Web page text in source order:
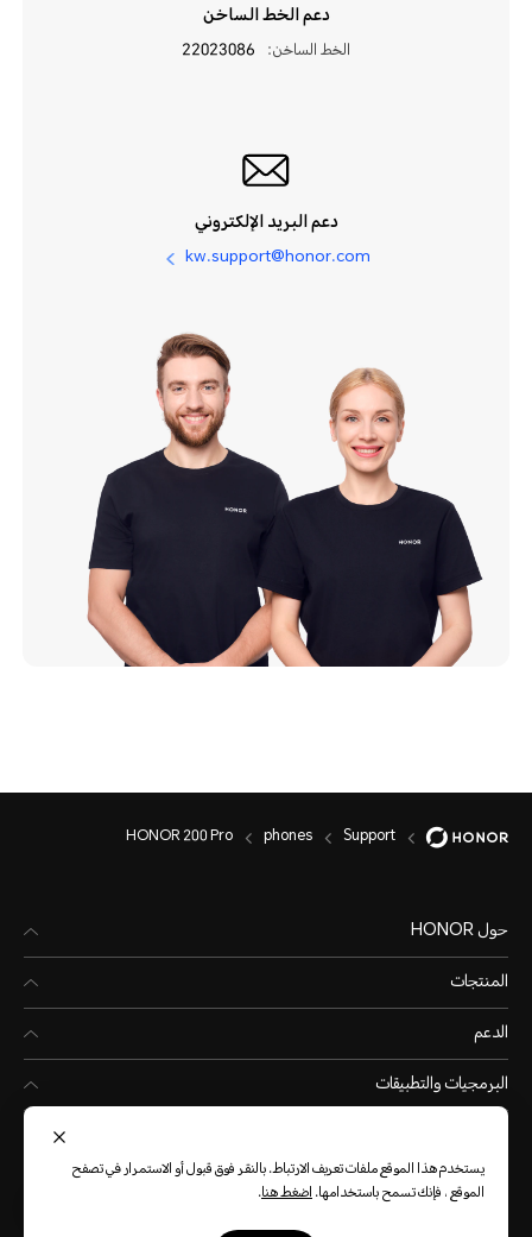
دعم الخط الساخن
الخط الساخن: 22023086
دعم البريد الإلكتروني
kw.support@honor.com
Support
phones
HONOR 200 Pro
حول HONOR
المنتجات
الدعم
البرمجيات والتطبيقات
Kuwait (العربية)
يستخدم هذا الموقع ملفات تعريف الارتباط. بالنقر فوق قبول أو الاستمرار في تصفح
الموقع ، فإنك تسمح باستخدامها.اضغط هنا.